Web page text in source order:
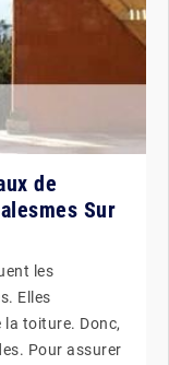
de
Sur
les
Elles
toiture. Donc,
Pour assurer